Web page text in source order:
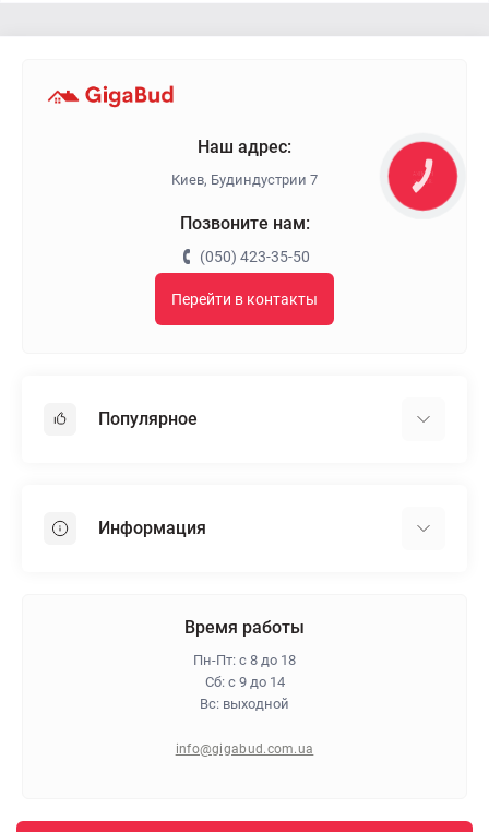
Наш адрес:
Киев, Будиндустрии 7
Позвоните нам:
(050) 423-35-50
Перейти в контакты
Популярное
Пенопласт
Информация
Политика конфиденциальности
Время работы
Пн-Пт: с 8 до 18
Сб: с 9 до 14
Вс: выходной
info@gigabud.com.ua
КНОПКА
ЗВ'ЯЗКУ